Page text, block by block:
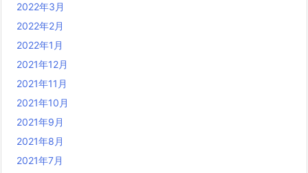
2022年3月
2022年2月
2022年1月
2021年12月
2021年11月
2021年10月
2021年9月
2021年8月
2021年7月